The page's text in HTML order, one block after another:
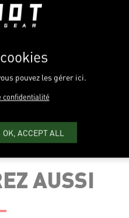
Nos prix s'entendent
sont susceptibles
AUSSI
pouvez les gérer ici.
confidentialité
OK, ACCEPT ALL